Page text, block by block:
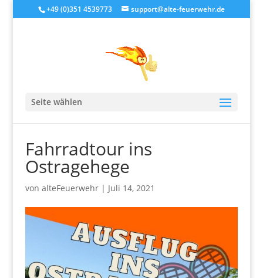
+49 (0)351 4539773 support@alte-feuerwehr.de
Seite wählen
Fahrradtour ins
Ostragehege
von alteFeuerwehr| Juli 14, 2021